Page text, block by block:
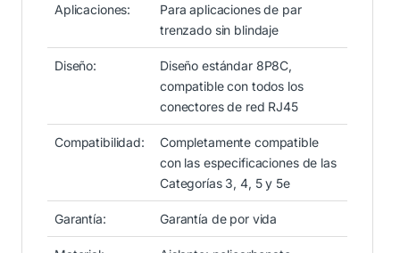
Aplicaciones:
Para aplicaciones de par
trenzado sin blindaje
Diseño:
Diseño estándar 8P8C,
compatible con todos los
conectores de red RJ45
Compatibilidad:
Completamente compatible
con las especificaciones de las
Categorías 3, 4, 5 y 5e
Garantía: Garantía de por vida